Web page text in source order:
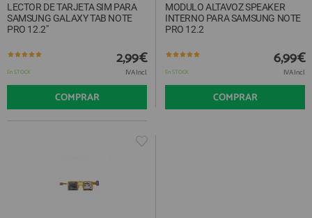
LECTOR DE TARJETA SIM PARA
SAMSUNG GALAXY TAB NOTE
PRO 12.2"
En STOCK
2,99€
IVA Incl.
COMPRAR
MODULO ALTAVOZ SPEAKER
INTERNO PARA SAMSUNG NOTE
PRO 12.2
En STOCK
6,99€
IVA Incl.
COMPRAR